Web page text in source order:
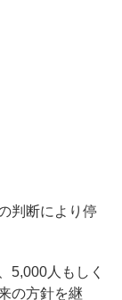
判断により停
5,000人もしく
の方針を継